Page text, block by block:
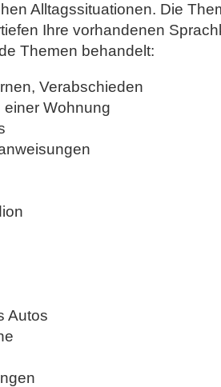
Alltagssituationen. Die
Ihre vorhandenen
Themen behandelt:
Verabschieden
Wohnung
Autos